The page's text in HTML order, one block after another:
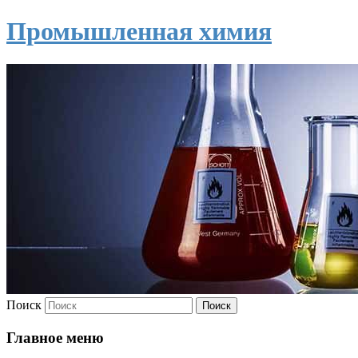
Промышленная химия
Поиск
Главное меню